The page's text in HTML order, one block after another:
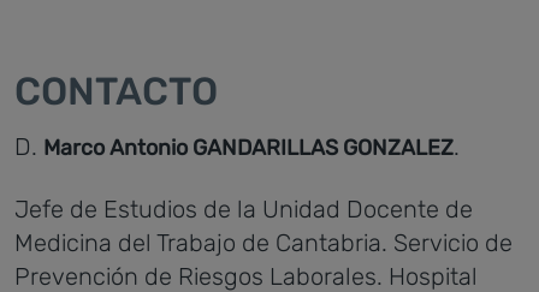
CONTACTO
D. Marco Antonio GANDARILLAS GONZALEZ.
Jefe de Estudios de la Unidad Docente de
Medicina del Trabajo de Cantabria. Servicio de
Prevención de Riesgos Laborales. Hospital